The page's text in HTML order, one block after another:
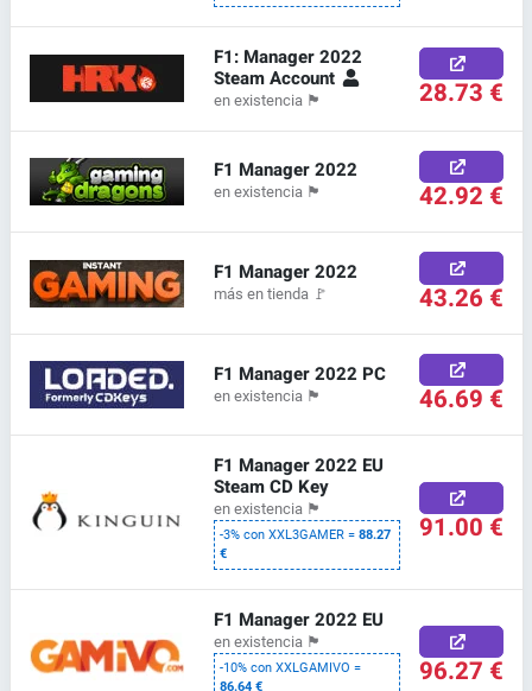
F1: Manager 2022
Steam Account
en existencia 🏴 28.73 €
F1 Manager 2022
en existencia 🏴 42.92 €
F1 Manager 2022
más en tienda 🚩 43.26 €
F1 Manager 2022 PC
en existencia 🏴 46.69 €
F1 Manager 2022 EU
Steam CD Key
en existencia 🏴
-3% con XXL3GAMER =88.27
€
91.00 €
F1 Manager 2022 EU
en existencia 🏴
-10% con XXLGAMIVO =
86.64 €
96.27 €